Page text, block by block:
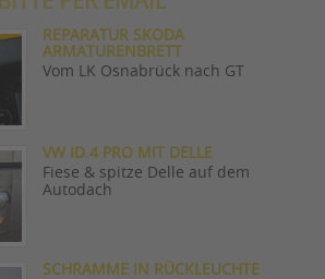
REPARATUR SKODA
ARMATURENBRETT
Vom LK Osnabrück nach GT
VW ID.4 PRO MIT DELLE
Fiese & spitze Delle auf dem
Autodach
SCHRAMME IN RÜCKLEUCHTE